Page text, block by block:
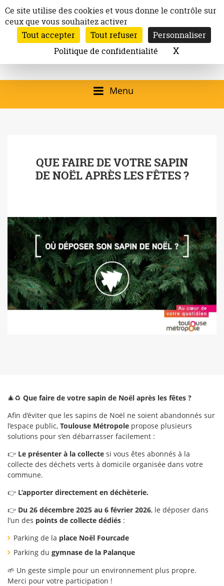
au
contenu
Ville de
Launaguet
Site officiel de la
Mairie de
Launaguet (31140)
qui présente la ville,
programmation
culturelle, la vie
Inscription à la newsletter
Email:
Rechercher
Menu
QUE FAIRE DE VOTRE SAPIN
DE NOËL APRÈS LES FÊTES ?
🎄♻️ Que faire de votre sapin de Noël après les fêtes ?
Afin d’éviter que les sapins de Noël ne soient abandonnés sur
l’espace public, Toulouse Métropole propose plusieurs
solutions pour s’en débarrasser facilement :
👉 Le présenter à la collecte si vous êtes abonnés à la
collecte des déchets verts à domicile organisée dans votre
commune.
👉 L’apporter directement en déchèterie.
👉 Du 26 décembre 2025 au 6 février 2026, le déposer dans
l’un des points de collecte dédiés :
Parking de la place Noël Fourcade
Parking du gymnase de la Palanque
🌱 Un geste simple pour un environnement plus propre.
Merci pour votre participation !
Panneau de gestion des cookies
Ce site utilise des cookies et vous donne le contrôle sur
ceux que vous souhaitez activer
Tout accepter
Tout refuser
Personnaliser
Politique de confidentialité
XMasquer